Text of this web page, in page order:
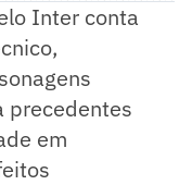
Inter conta
precedentes
em